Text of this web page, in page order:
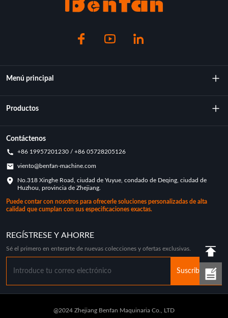
Menú principal
Sobre nosotros
Principales logros
Caso de personalización
Productos
Máquina de moldeo rotacional
Pickleball moldeado por rotación
Contáctenos
+86 19957201230 / +86 05728205126
viento@benfan-machine.com
No.318 Xinghe Road, ciudad de Yuyue, condado de Deqing, ciudad de
Huzhou, provincia de Zhejiang.
Puede contar con nosotros para ofrecerle soluciones personalizadas de alta
calidad que cumplan con sus especificaciones exactas.
REGÍSTRESE Y AHORRE
Sé el primero en enterarte de nuevas colecciones y ofertas exclusivas.
Suscribir
@2024 Zhejiang Benfan Maquinaria Co., LTD